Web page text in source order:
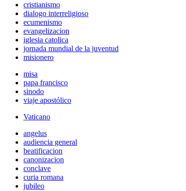
cristianismo
dialogo interreligioso
ecumenismo
evangelizacion
iglesia catolica
jornada mundial de la juventud
misionero
misa
papa francisco
sinodo
viaje apostólico
Vaticano
angelus
audiencia general
beatificacion
canonizacion
conclave
curia romana
jubileo